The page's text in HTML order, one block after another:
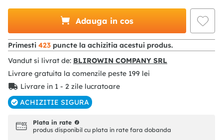
Adauga in cos
Primesti 423 puncte la achizitia acestui produs.
Vandut si livrat de: BLIROWIN COMPANY SRL
Livrare gratuita la comenzile peste 199 lei
Livrare in 1 - 2 zile lucratoare
ACHIZITIE SIGURA
Plata in rate
produs disponibil cu plata in rate fara dobanda